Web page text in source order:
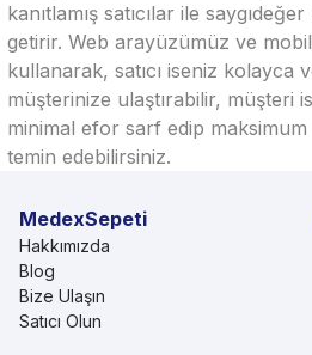
kanıtlamış satıcılar ile
getirir. Web arayüzümüz ve mobil
kullanarak, satıcı iseniz kolayca
müşterinize ulaştırabilir, müşteri
minimal efor sarf edip
temin edebilirsiniz.
MedexSepeti
Hakkımızda
Blog
Bize Ulaşın
Satıcı Olun